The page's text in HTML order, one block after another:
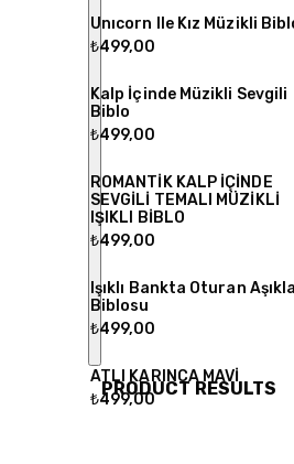
Unıcorn Ile Kız Müzikli
₺499,00
Kalp İçinde Müzikli Sevgili
Biblo
₺499,00
ROMANTİK KALP İÇİNDE
SEVGİLİ TEMALI MÜZİKLİ
IŞIKLI BİBLO
₺499,00
Işıklı Bankta Oturan
Biblosu
₺499,00
ATLI KARINCA MAVİ
₺499,00
PRODUCT RESULTS